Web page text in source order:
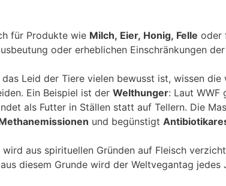
für Produkte wie Milch, Eier, Honig, Felle oder
oder erheblichen Einschränkungen
Leid der Tiere vielen bewusst ist, wissen die
Ein Beispiel ist der Welthunger: Laut WWF
als Futter in Ställen statt auf Tellern. Die
und begünstigt
wird aus spirituellen Gründen auf Fleisch
diesem Grunde wird der Weltvegantag